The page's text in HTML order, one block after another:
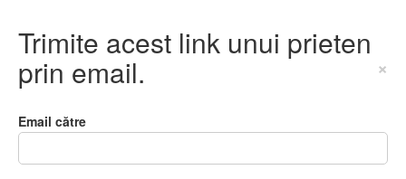
Trimite acest link unui prieten
prin email. ×
Email către